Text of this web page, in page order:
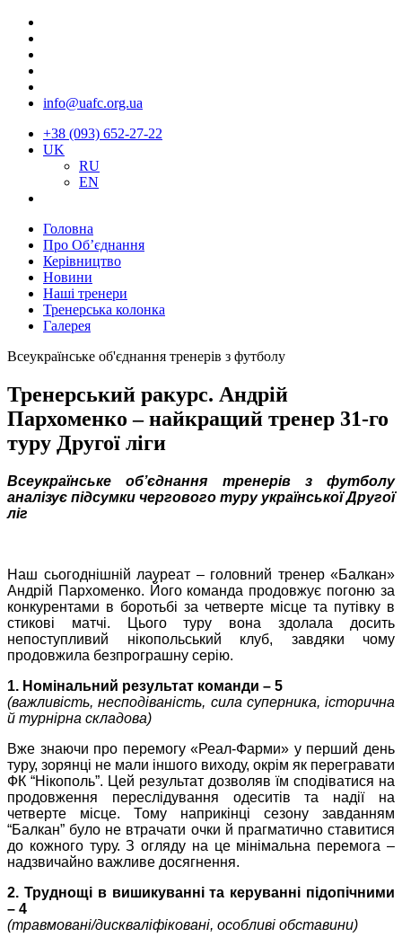
info@uafc.org.ua
+38 (093) 652-27-22
UK
RU
EN
Головна
Про Об’єднання
Керівництво
Новини
Наші тренери
Тренерська колонка
Галерея
Всеукраїнське об'єднання тренерів з футболу
Тренерський ракурс. Андрій
Пархоменко – найкращий тренер 31-го
туру Другої ліги
Всеукраїнське об’єднання тренерів з футболу
аналізує підсумки чергового туру української Другої
ліг
Наш сьогоднішній лауреат – головний тренер «Балкан»
Андрій Пархоменко. Його команда продовжує погоню за
конкурентами в боротьбі за четверте місце та путівку в
стикові матчі. Цього туру вона здолала досить
непоступливий нікопольський клуб, завдяки чому
продовжила безпрограшну серію.
1. Номінальний результат команди – 5
(важливість, несподіваність, сила суперника, історична
й турнірна складова)
Вже знаючи про перемогу «Реал-Фарми» у перший день
туру, зорянці не мали іншого виходу, окрім як перегравати
ФК “Нікополь”. Цей результат дозволяв їм сподіватися на
продовження переслідування одеситів та надії на
четверте місце. Тому наприкінці сезону завданням
“Балкан” було не втрачати очки й прагматично ставитися
до кожного туру. З огляду на це мінімальна перемога –
надзвичайно важливе досягнення.
2. Труднощі в вишикуванні та керуванні підопічними
– 4
(травмовані/дискваліфіковані, особливі обставини)